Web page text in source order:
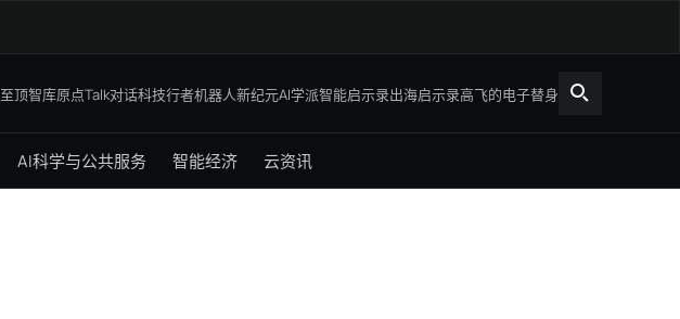
至顶智库原点Talk对话科技行者机器人新纪元AI学派智能启示录出海启示录高飞的电子替身
AI科学与公共服务 智能经济 云资讯